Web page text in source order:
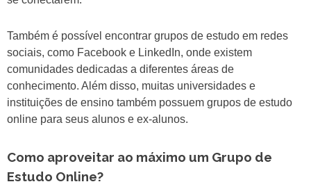
Também é possível encontrar grupos de estudo em redes
sociais, como Facebook e LinkedIn, onde existem
comunidades dedicadas a diferentes áreas de
conhecimento. Além disso, muitas universidades e
instituições de ensino também possuem grupos de estudo
online para seus alunos e ex-alunos.
Como aproveitar ao máximo um Grupo de
Estudo Online?